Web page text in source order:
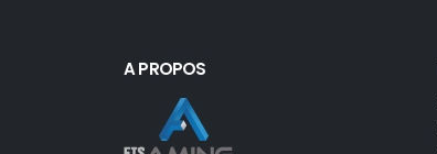
A PROPOS